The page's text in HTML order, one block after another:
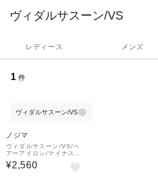
ヴィダルサスーン/VS
レディース メンズ
1 件
ヴィダルサスーン/VS
ノジマ
ヴィダルサスーン/VS/ヘ
アーアイロン/マイナスイ
オン2WAYアイロン 32m
mVSI3250
¥2,560